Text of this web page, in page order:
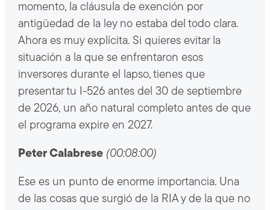
momento, la cláusula de exención por
antigüedad de la ley no estaba del todo clara.
Ahora es muy explícita. Si quieres evitar la
situación a la que se enfrentaron esos
inversores durante el lapso, tienes que
presentar tu I-526 antes del 30 de septiembre
de 2026, un año natural completo antes de que
el programa expire en 2027.
Peter Calabrese (00:08:00)
Ese es un punto de enorme importancia. Una
de las cosas que surgió de la RIA y de la que no